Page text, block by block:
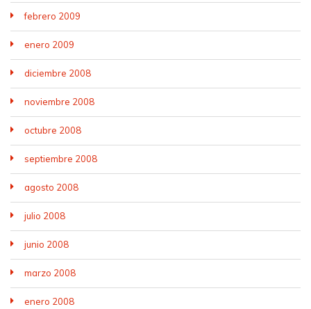
febrero 2009
enero 2009
diciembre 2008
noviembre 2008
octubre 2008
septiembre 2008
agosto 2008
julio 2008
junio 2008
marzo 2008
enero 2008